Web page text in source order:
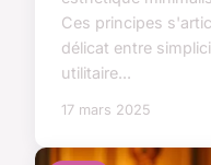
Ces principes
délicat entre
utilitaire...
17 mars 2025